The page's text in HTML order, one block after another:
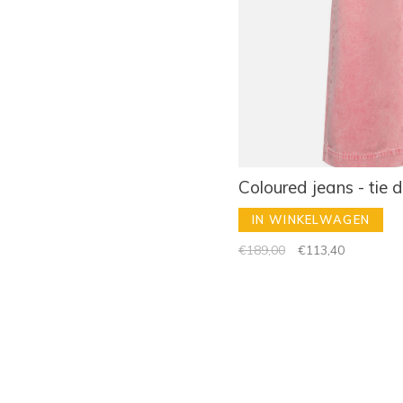
Coloured jeans - tie
IN WINKELWAGEN
€189,00 €113,40